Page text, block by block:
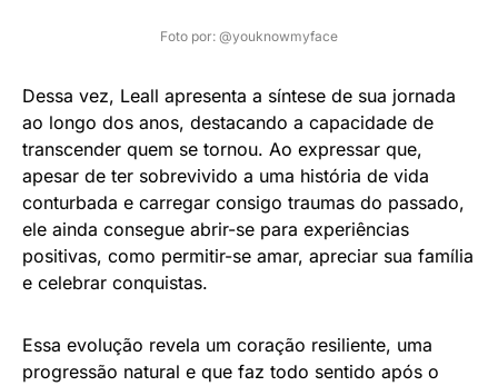
Foto por: @youknowmyface
Dessa vez, Leall apresenta a síntese de sua jornada
ao longo dos anos, destacando a capacidade de
transcender quem se tornou. Ao expressar que,
apesar de ter sobrevivido a uma história de vida
conturbada e carregar consigo traumas do passado,
ele ainda consegue abrir-se para experiências
positivas, como permitir-se amar, apreciar sua família
e celebrar conquistas.
Essa evolução revela um coração resiliente, uma
progressão natural e que faz todo sentido após o